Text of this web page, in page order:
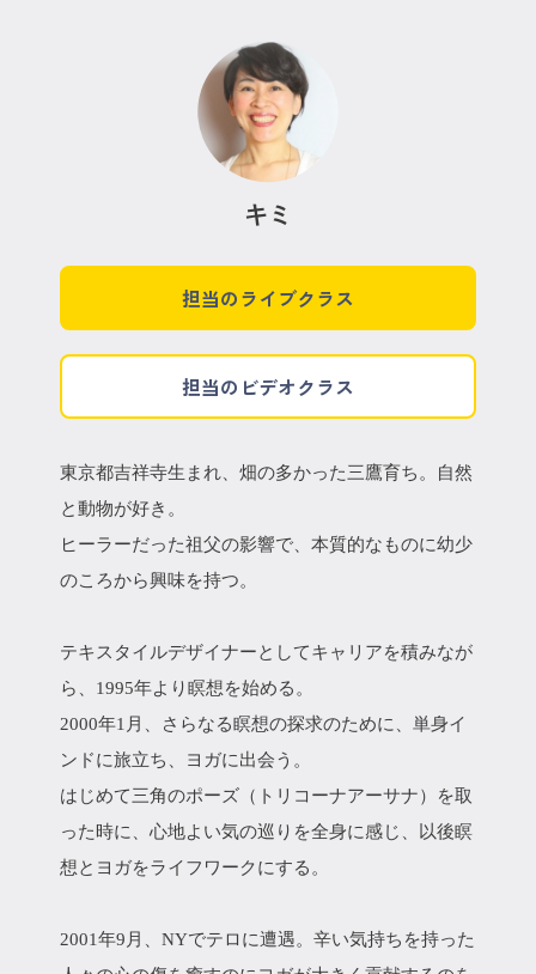
キミ
担当のライブクラス
担当のビデオクラス
東京都吉祥寺生まれ、畑の多かった三鷹育ち。自然
と動物が好き。
ヒーラーだった祖父の影響で、本質的なものに幼少
のころから興味を持つ。
テキスタイルデザイナーとしてキャリアを積みなが
ら、1995年より瞑想を始める。
2000年1月、さらなる瞑想の探求のために、単身イ
ンドに旅立ち、ヨガに出会う。
はじめて三角のポーズ（トリコーナアーサナ）を取
った時に、心地よい気の巡りを全身に感じ、以後瞑
想とヨガをライフワークにする。
2001年9月、NYでテロに遭遇。辛い気持ちを持った